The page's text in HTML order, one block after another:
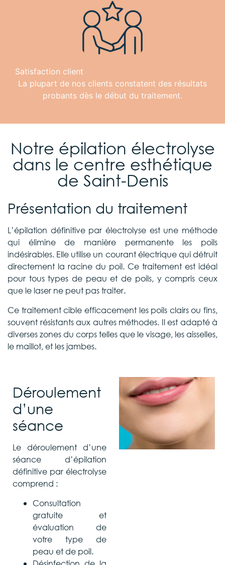
Satisfaction client
La plupart de nos clients constatent des résultats
probants dès le début du traitement.
Notre épilation électrolyse
dans le centre esthétique
de Saint-Denis
Présentation du traitement
L’épilation définitive par électrolyse est une méthode
qui élimine de manière permanente les poils
indésirables. Elle utilise un courant électrique qui détruit
directement la racine du poil. Ce traitement est idéal
pour tous types de peau et de poils, y compris ceux
que le laser ne peut pas traiter.
Ce traitement cible efficacement les poils clairs ou fins,
souvent résistants aux autres méthodes. Il est adapté à
diverses zones du corps telles que le visage, les aisselles,
le maillot, et les jambes.
Déroulement
d’une
séance
Le déroulement d’une
séance d’épilation
définitive par électrolyse
comprend :
Consultation
gratuite et
évaluation de
votre type de
peau et de poil.